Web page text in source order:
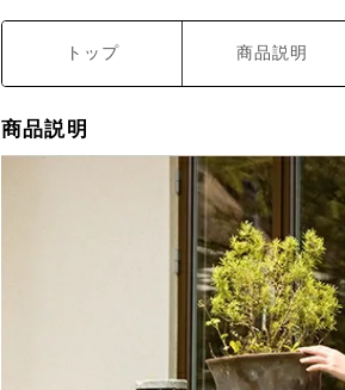
トップ 商品説明
商品説明